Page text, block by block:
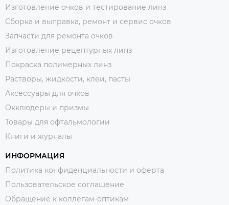
Изготовление очков и тестирование линз
Сборка и выправка, ремонт и сервис очков
Запчасти для ремонта очков
Изготовление рецептурных линз
Покраска полимерных линз
Растворы, жидкости, клеи, пасты
Аксессуары для очков
Окклюдеры и призмы
Товары для офтальмологии
Книги и журналы
ИНФОРМАЦИЯ
Политика конфиденциальности и оферта
Пользовательское соглашение
Обращение к коллегам-оптикам